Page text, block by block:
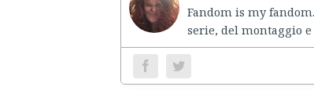
Fandom is my
serie, del montaggio